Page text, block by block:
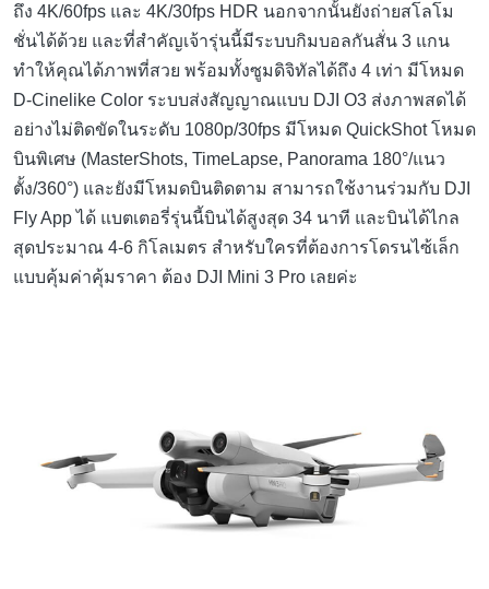
ถึง 4K/60fps และ 4K/30fps HDR นอกจากนั้นยังถ่ายสโลโม
ชั่นได้ด้วย และที่สำคัญเจ้ารุ่นนี้มีระบบกิมบอลกันสั่น 3 แกน
ทำให้คุณได้ภาพที่สวย พร้อมทั้งซูมดิจิทัลได้ถึง 4 เท่า มีโหมด
D-Cinelike Color ระบบส่งสัญญาณแบบ DJI O3 ส่งภาพสดได้
อย่างไม่ติดขัดในระดับ 1080p/30fps มีโหมด QuickShot โหมด
บินพิเศษ (MasterShots, TimeLapse, Panorama 180°/แนว
ตั้ง/360°) และยังมีโหมดบินติดตาม สามารถใช้งานร่วมกับ DJI
Fly App ได้ แบตเตอรี่รุ่นนี้บินได้สูงสุด 34 นาที และบินได้ไกล
สุดประมาณ 4-6 กิโลเมตร สำหรับใครที่ต้องการโดรนไซ้เล็ก
แบบคุ้มค่าคุ้มราคา ต้อง DJI Mini 3 Pro เลยค่ะ